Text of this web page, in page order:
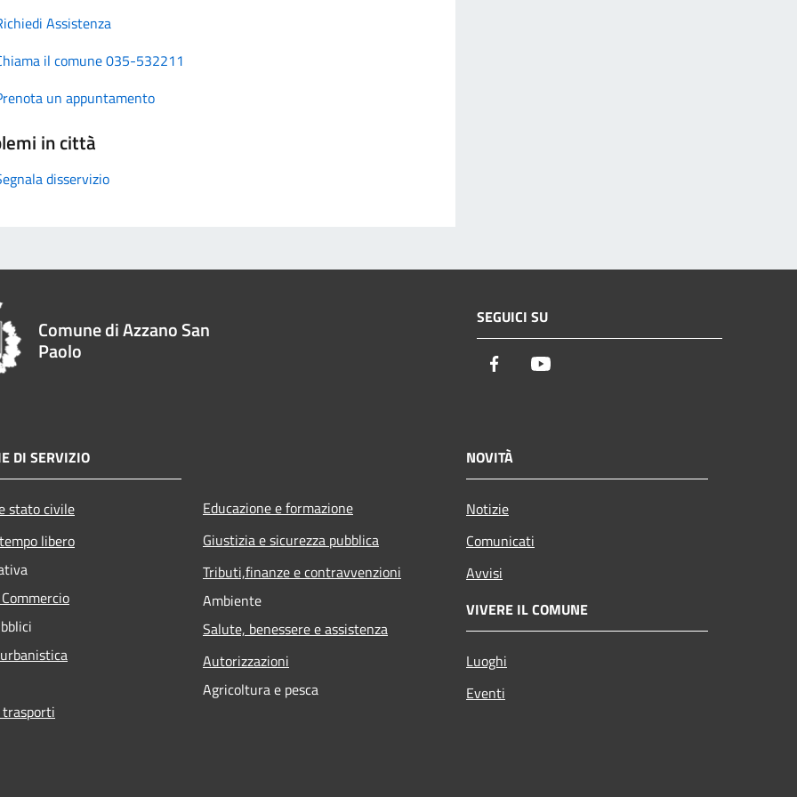
Assistenza
il comune 035-532211
un appuntamento
in città
disservizio
Comune di Azzano San
Paolo
SEGUICI SU
Facebook
DI SERVIZIO
stato civile
libero
Educazione e formazione
Giustizia e sicurezza pubblica
Tributi,finanze e contravvenzioni
Ambiente
Salute, benessere e assistenza
Autorizzazioni
Agricoltura e pesca
NOVITÀ
Notizie
Comunicati
Avvisi
VIVERE IL COMUNE
Luoghi
Eventi